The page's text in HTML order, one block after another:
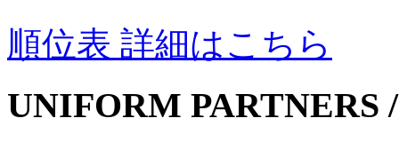
順位表 詳細はこちら
UNIFORM PARTNERS